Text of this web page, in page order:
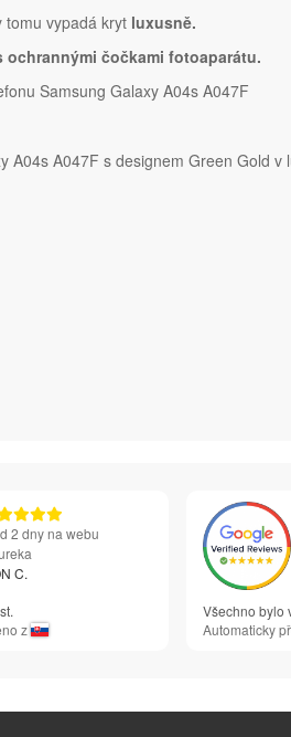
tomu vypadá kryt luxusně.
čočkami fotoaparátu.
Samsung Galaxy A04s A047F
A04s A047F s designem Green Gold
2 dny na webu
C.
z
Všechno bylo
Automaticky